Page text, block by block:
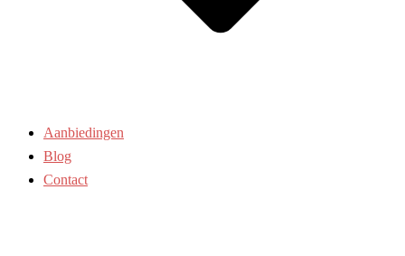
Aanbiedingen
Blog
Contact